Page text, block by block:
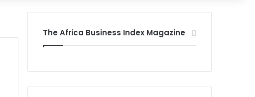
The Africa Business Index Magazine